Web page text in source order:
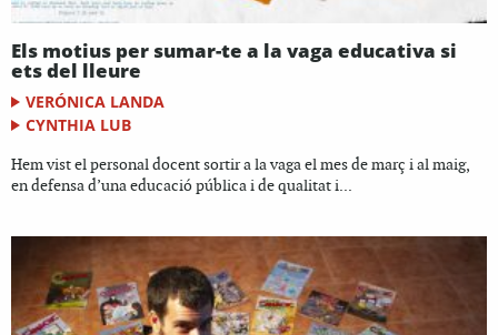
Els motius per sumar-te a la vaga educativa si
ets del lleure
VERÓNICA LANDA
CYNTHIA LUB
Hem vist el personal docent sortir a la vaga el mes de març i al maig,
en defensa d’una educació pública i de qualitat i...